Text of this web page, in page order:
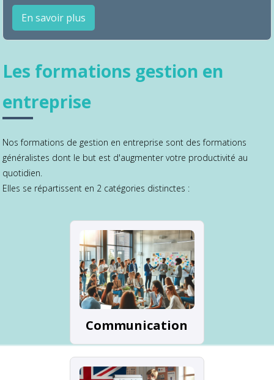
En savoir plus
Les formations gestion en
entreprise
Nos formations de gestion en entreprise sont des formations
généralistes dont le but est d'augmenter votre productivité au
quotidien.
Elles se répartissent en 2 catégories distinctes :
Communication